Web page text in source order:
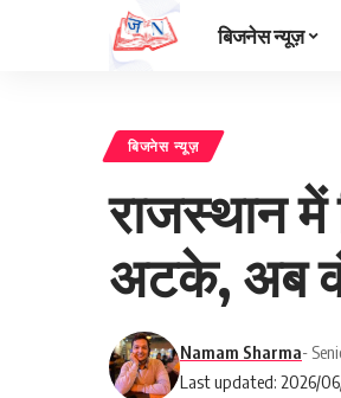
बिजनेस न्यूज़
बिजनेस न्यूज़
राजस्थान
अटके, अब
Last updated: 2026/
Namam Sharma-